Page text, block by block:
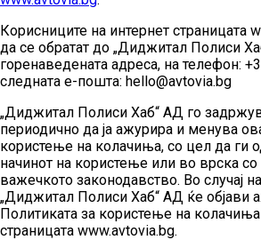
Корисниците на интернет страницата
да се обратат до „Диджитал Полиси
горенаведената адреса, на телефон:
следната е-пошта: hello@avtovia.bg
„Диджитал Полиси Хаб“ АД го
периодично да ја ажурира и менува
користење на колачиња, со цел да ги
начинот на користење или во врска
важечкото законодавство. Во случај
„Диджитал Полиси Хаб“ АД ќе објави
Политиката за користење на
страницата www.avtovia.bg.